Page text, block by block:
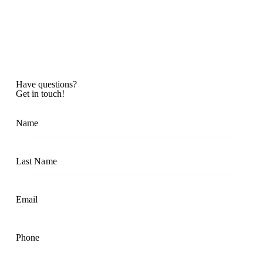
Have questions?
Get in touch!